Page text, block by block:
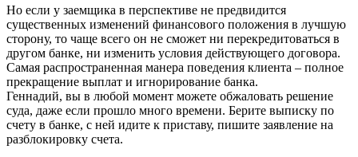
Но если у заемщика в перспективе не предвидится
существенных изменений финансового положения в лучшую
сторону, то чаще всего он не сможет ни перекредитоваться в
другом банке, ни изменить условия действующего договора.
Самая распространенная манера поведения клиента – полное
прекращение выплат и игнорирование банка.
Геннадий, вы в любой момент можете обжаловать решение
суда, даже если прошло много времени. Берите выписку по
счету в банке, с ней идите к приставу, пишите заявление на
разблокировку счета.